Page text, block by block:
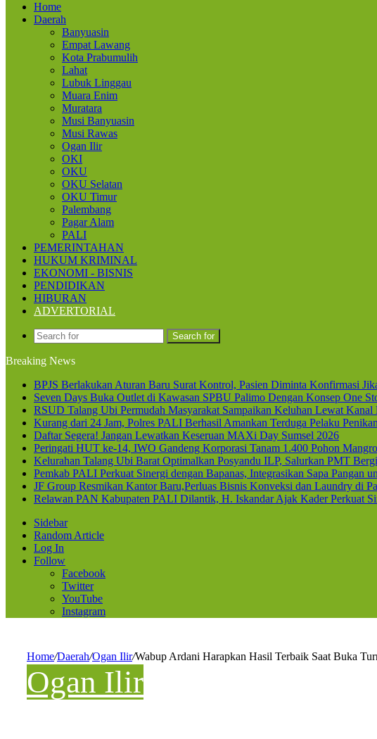
Home
Daerah
Banyuasin
Empat Lawang
Kota Prabumulih
Lahat
Lubuk Linggau
Muara Enim
Muratara
Musi Banyuasin
Musi Rawas
Ogan Ilir
OKI
OKU
OKU Selatan
OKU Timur
Palembang
Pagar Alam
PALI
PEMERINTAHAN
HUKUM KRIMINAL
EKONOMI - BISNIS
PENDIDIKAN
HIBURAN
ADVERTORIAL
Search for
Breaking News
BPJS Berlakukan Aturan Baru Surat Kontrol, Pasien Diminta Konfirmasi
Seven Days Buka Outlet di Kawasan SPBU Palimo Dengan Konsep One
RSUD Talang Ubi Permudah Masyarakat Sampaikan Keluhan Lewat Kanal
Kurang dari 24 Jam, Polres PALI Berhasil Amankan Terduga Pelaku
Daftar Segera! Jangan Lewatkan Keseruan MAXi Day Sumsel 2026
Peringati HUT ke-14, IWO Gandeng Korporasi Tanam 1.400 Pohon
Kelurahan Talang Ubi Barat Optimalkan Posyandu ILP, Salurkan PMT
Pemkab PALI Perkuat Sinergi dengan Bapanas, Integrasikan Sapa Pangan
JF Group Resmikan Kantor Baru,Perluas Bisnis Konveksi dan Laundry di
Relawan PAN Kabupaten PALI Dilantik, H. Iskandar Ajak Kader Perkuat
Sidebar
Random Article
Log In
Follow
Facebook
Twitter
YouTube
Instagram
Home/Daerah/Ogan Ilir/Wabup Ardani Harapkan Hasil Terbaik Saat Buka
Ogan Ilir